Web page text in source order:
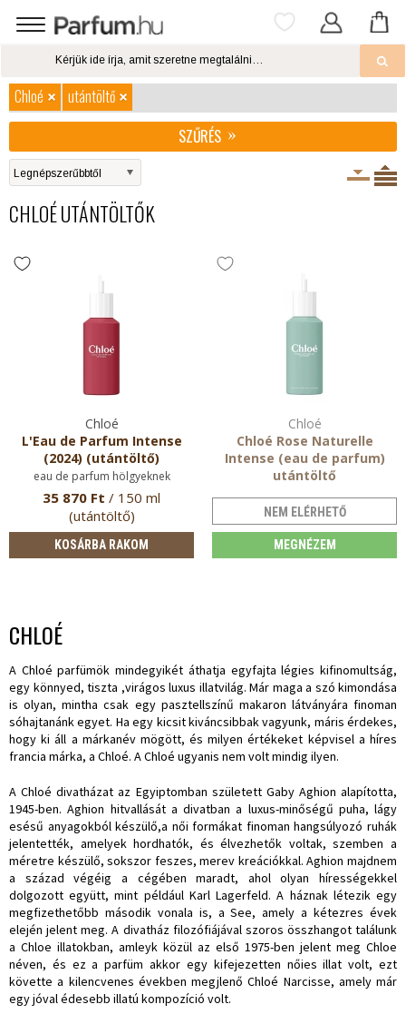
Chloé
utántöltő
SZŰRÉS
CHLOÉ UTÁNTÖLTŐK
Chloé
L'Eau de Parfum Intense
(2024) (utántöltő)
eau de parfum hölgyeknek
35 870 Ft / 150 ml
(utántöltő)
KOSÁRBA RAKOM
Chloé
Chloé Rose Naturelle
Intense (eau de parfum)
utántöltő
NEM ELÉRHETŐ
MEGNÉZEM
CHLOÉ
A Chloé parfümök mindegyikét áthatja egyfajta légies kifinomultság,
egy könnyed, tiszta ,virágos luxus illatvilág. Már maga a szó kimondása
is olyan, mintha csak egy pasztellszínű makaron látványára finoman
sóhajtanánk egyet. Ha egy kicsit kiváncsibbak vagyunk, máris érdekes,
hogy ki áll a márkanév mögött, és milyen értékeket képvisel a híres
francia márka, a Chloé. A Chloé ugyanis nem volt mindig ilyen.
A Chloé divatházat az Egyiptomban született Gaby Aghion alapította,
1945-ben. Aghion hitvallását a divatban a luxus-minőségű puha, lágy
esésű anyagokból készülő,a női formákat finoman hangsúlyozó ruhák
jelentették, amelyek hordhatók, és élvezhetők voltak, szemben a
méretre készülő, sokszor feszes, merev kreációkkal. Aghion majdnem
a század végéig a cégében maradt, ahol olyan hírességekkel
dolgozott együtt, mint például Karl Lagerfeld. A háznak létezik egy
megfizethetőbb második vonala is, a See, amely a kétezres évek
elején jelent meg. A divatház filozófiájával szoros összhangot találunk
a Chloe illatokban, amleyk közül az első 1975-ben jelent meg Chloe
néven, és ez a parfüm akkor egy kifejezetten nőies illat volt, ezt
követte a kilencvenes években megjlenő Chloé Narcisse, amely már
egy jóval édesebb illatú kompozíció volt.